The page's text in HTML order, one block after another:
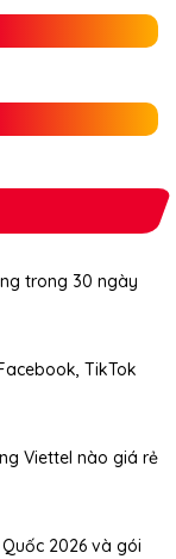
trong 30 ngày
TikTok
Viettel nào giá rẻ
2026 và gói